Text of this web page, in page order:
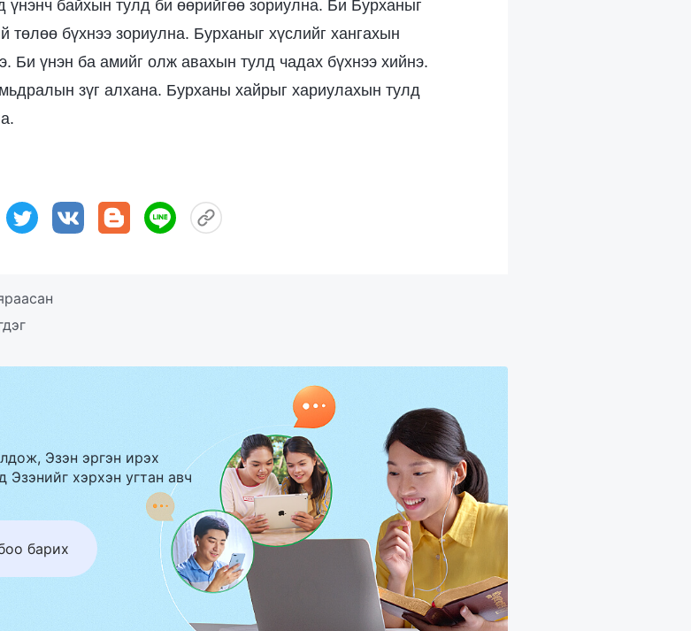
байхын тулд би өөрийгөө зориулна. Би Бурханыг
төлөө бүхнээ зориулна. Бурханыг хүслийг хангахын
Би үнэн ба амийг олж авахын тулд чадах бүхнээ хийнэ.
зүг алхана. Бурханы хайрыг хариулахын тулд
Эзэн эргэн ирэх
Эзэнийг хэрхэн угтан авч
барих